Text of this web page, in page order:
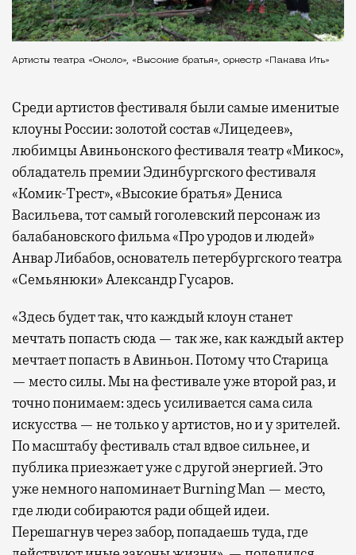
Артисты театра «Около», «Высокие братья», оркестр «Пакава Ить»
Среди артистов фестиваля были самые именитые
клоуны России: золотой состав «Лицедеев»,
любимцы Авиньонского фестиваля театр «Микос»,
обладатель премии Эдинбургского фестиваля
«Комик-Трест», «Высокие братья» Дениса
Васильева, тот самый гоголевский персонаж из
балабановского фильма «Про уродов и людей»
Анвар Либабов, основатель петербургского театра
«Семьянюки» Александр Гусаров.
«Здесь будет так, что каждый клоун станет
мечтать попасть сюда — так же, как каждый актер
мечтает попасть в Авиньон. Потому что Старица
— место силы. Мы на фестивале уже второй раз, и
точно понимаем: здесь усиливается сама сила
искусства — не только у артистов, но и у зрителей.
По масштабу фестиваль стал вдвое сильнее, и
публика приезжает уже с другой энергией. Это
уже немного напоминает Burning Man — место,
где люди собираются ради общей идеи.
Перешагнув через забор, попадаешь туда, где